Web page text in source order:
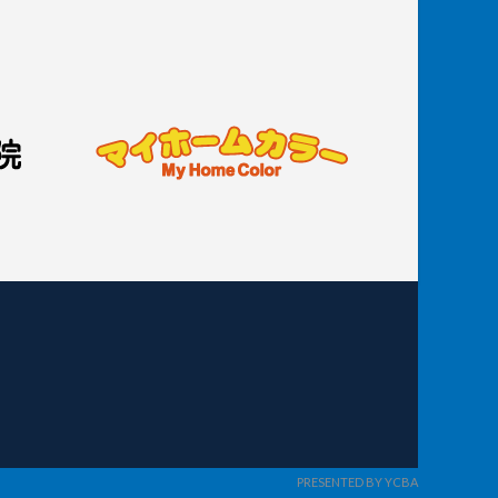
PRESENTED BY YCBA